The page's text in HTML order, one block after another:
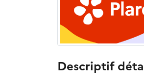
Descriptif